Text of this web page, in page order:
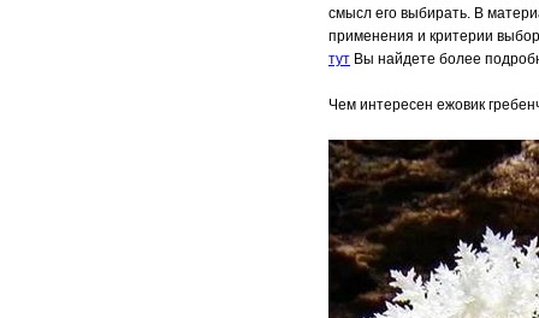
смысл его выбирать. В
применения и критерии
тут Вы найдете более
Чем интересен ежовик